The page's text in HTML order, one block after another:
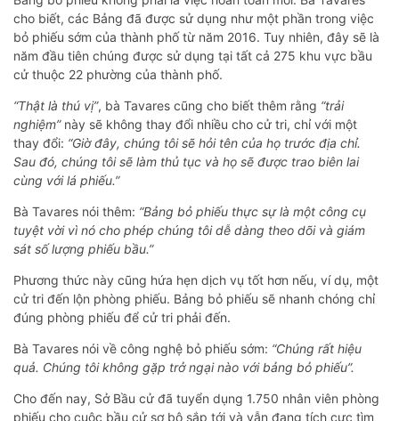
cho biết, các Bảng đã được sử dụng như một phần trong việc
bỏ phiếu sớm của thành phố từ năm 2016. Tuy nhiên, đây sẽ là
năm đầu tiên chúng được sử dụng tại tất cả 275 khu vực bầu
cử thuộc 22 phường của thành phố.
“Thật là thú vị”, bà Tavares cũng cho biết thêm rằng “trải
nghiệm”này sẽ không thay đổi nhiều cho cử tri, chỉ với một
thay đổi: “Giờ đây, chúng tôi sẽ hỏi tên của họ trước địa chỉ.
Sau đó, chúng tôi sẽ làm thủ tục và họ sẽ được trao biên lai
cùng với lá phiếu.”
Bà Tavares nói thêm: “Bảng bỏ phiếu thực sự là một công cụ
tuyệt vời vì nó cho phép chúng tôi dễ dàng theo dõi và giám
sát số lượng phiếu bầu.”
Phương thức này cũng hứa hẹn dịch vụ tốt hơn nếu, ví dụ, một
cử tri đến lộn phòng phiếu. Bảng bỏ phiếu sẽ nhanh chóng chỉ
đúng phòng phiếu để cử tri phải đến.
Bà Tavares nói về công nghệ bỏ phiếu sớm: “Chúng rất hiệu
quả. Chúng tôi không gặp trở ngại nào với bảng bỏ phiếu”.
Cho đến nay, Sở Bầu cử đã tuyển dụng 1.750 nhân viên phòng
phiếu cho cuộc bầu cử sơ bộ sắp tới và vẫn đang tích cực tìm